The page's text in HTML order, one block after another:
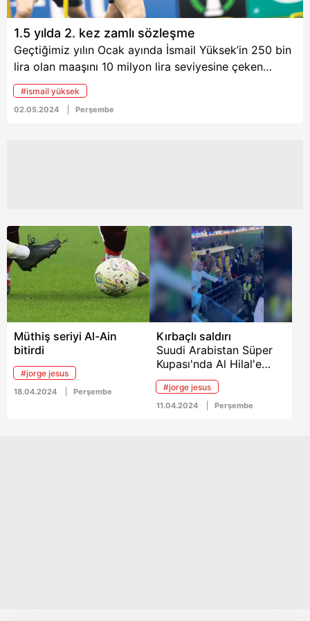
atmasıyla birlikte Jorge
başlayacak.
1.5 yılda 2. kez zamlı sözleşme
Geçtiğimiz yılın Ocak ayında İsmail Yüksek’in 250 bin
lira olan maaşını 10 milyon lira seviyesine çeken
yönetim yine düğmeye bastı. Sarı-Lacivertliler şimdi
de 25 milyon yıllık ücret üzerinden yeni bir
sözleşmeyi masaya getirdi. Gözler artık milli
#ismail yüksek
02.05.2024 Perşembe
Müthiş seriyi Al-Ain
bitirdi
#jorge jesus
18.04.2024 Perşembe
Kırbaçlı saldırı
Suudi Arabistan Süper
Kupası'nda Al Hilal'e
yenilen Al Ittihad'da
oynayan Abderrazak
Hamdallah'a kırbaçla
#jorge jesus
11.04.2024 Perşembe